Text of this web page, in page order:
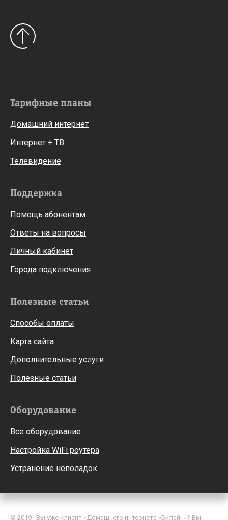
Тарифные планы
Домашний интернет
Интернет + ТВ
Телевидение
Поддержка
Помощь абонентам
Ответы на вопросы
Личный кабинет
Города подключения
Полезные статьи
Способы оплаты
Карта сайта
Дополнительные услуги
Полезные статьи
Оборудование
Все оборудование
Настройка WiFi роутера
Устранение неполадок
© 2019 . Вы уже клиент «Домашнего интернета «Билайн»? Вы